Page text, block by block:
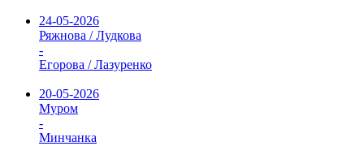
24-05-2026
Ряжнова / Лудкова
-
Егорова / Лазуренко
20-05-2026
Муром
-
Минчанка